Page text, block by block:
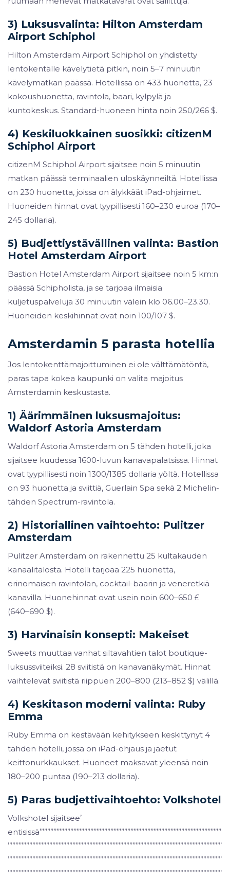
3) Luksusvalinta: Hilton Amsterdam
Airport Schiphol
Hilton Amsterdam Airport Schiphol on yhdistetty
lentokentälle kävelytietä pitkin, noin 5–7 minuutin
kävelymatkan päässä. Hotellissa on 433 huonetta, 23
kokoushuonetta, ravintola, baari, kylpylä ja
kuntokeskus. Standard-huoneen hinta noin 250/266 $.
4) Keskiluokkainen suosikki: citizenM
Schiphol Airport
citizenM Schiphol Airport sijaitsee noin 5 minuutin
matkan päässä terminaalien uloskäynneiltä. Hotellissa
on 230 huonetta, joissa on älykkäät iPad-ohjaimet.
Huoneiden hinnat ovat tyypillisesti 160–230 euroa (170–
245 dollaria).
5) Budjettiystävällinen valinta: Bastion
Hotel Amsterdam Airport
Bastion Hotel Amsterdam Airport sijaitsee noin 5 km:n
päässä Schipholista, ja se tarjoaa ilmaisia ​​
kuljetuspalveluja 30 minuutin välein klo 06.00–23.30.
Huoneiden keskihinnat ovat noin 100/107 $.
Amsterdamin 5 parasta hotellia
Jos lentokenttämajoittuminen ei ole välttämätöntä,
paras tapa kokea kaupunki on valita majoitus
Amsterdamin keskustasta.
1) Äärimmäinen luksusmajoitus:
Waldorf Astoria Amsterdam
Waldorf Astoria Amsterdam on 5 tähden hotelli, joka
sijaitsee kuudessa 1600-luvun kanavapalatsissa. Hinnat
ovat tyypillisesti noin 1300/1385 dollaria yöltä. Hotellissa
on 93 huonetta ja sviittiä, Guerlain Spa sekä 2 Michelin-
tähden Spectrum-ravintola.
2) Historiallinen vaihtoehto: Pulitzer
Amsterdam
Pulitzer Amsterdam on rakennettu 25 kultakauden
kanaalitalosta. Hotelli tarjoaa 225 huonetta,
erinomaisen ravintolan, cocktail-baarin ja veneretkiä
kanavilla. Huonehinnat ovat usein noin 600–650 £
(640–690 $).
3) Harvinaisin konsepti: Makeiset
Sweets muuttaa vanhat siltavahtien talot boutique-
luksussviiteiksi. 28 sviitistä on kanavanäkymät. Hinnat
vaihtelevat sviitistä riippuen 200–800 (213–852 $) välillä.
4) Keskitason moderni valinta: Ruby
Emma
Ruby Emma on kestävään kehitykseen keskittynyt 4
tähden hotelli, jossa on iPad-ohjaus ja jaetut
keittonurkkaukset. Huoneet maksavat yleensä noin
180–200 puntaa (190–213 dollaria).
5) Paras budjettivaihtoehto: Volkshotel
Volkshotel sijaitseeʼ
entisissäʼʼʼʼʼʼʼʼʼʼʼʼʼʼʼʼʼʼʼʼʼʼʼʼʼʼʼʼʼʼʼʼʼʼʼʼʼʼʼʼʼʼʼʼʼʼʼʼʼʼʼʼʼʼʼʼʼʼʼʼʼʼʼʼʼʼʼʼʼʼʼʼʼʼʼʼʼʼʼʼʼʼʼʼʼʼʼʼʼʼʼʼʼʼʼʼʼʼʼʼʼʼʼʼʼʼʼʼʼʼʼʼʼʼʼʼʼʼ
ʼʼʼʼʼʼʼʼʼʼʼʼʼʼʼʼʼʼʼʼʼʼʼʼʼʼʼʼʼʼʼʼʼʼʼʼʼʼʼʼʼʼʼʼʼʼʼʼʼʼʼʼʼʼʼʼʼʼʼʼʼʼʼʼʼʼʼʼʼʼʼʼʼʼʼʼʼʼʼʼʼʼʼʼʼʼʼʼʼʼʼʼʼʼʼʼʼʼʼʼʼʼʼʼʼʼʼʼʼʼʼʼʼʼʼʼʼʼʼʼʼʼʼʼʼʼʼʼʼʼʼʼʼʼʼʼʼʼʼ
ʼʼʼʼʼʼʼʼʼʼʼʼʼʼʼʼʼʼʼʼʼʼʼʼʼʼʼʼʼʼʼʼʼʼʼʼʼʼʼʼʼʼʼʼʼʼʼʼʼʼʼʼʼʼʼʼʼʼʼʼʼʼʼʼʼʼʼʼʼʼʼʼʼʼʼʼʼʼʼʼʼʼʼʼʼʼʼʼʼʼʼʼʼʼʼʼʼʼʼʼʼʼʼʼʼʼʼʼʼʼʼʼʼʼʼʼʼʼʼʼʼʼʼʼʼʼʼʼʼʼʼʼʼʼʼʼʼʼʼ
ʼʼʼʼʼʼʼʼʼʼʼʼʼʼʼʼʼʼʼʼʼʼʼʼʼʼʼʼʼʼʼʼʼʼʼʼʼʼʼʼʼʼʼʼʼʼʼʼʼʼʼʼʼʼʼʼʼʼʼʼʼʼʼʼʼʼʼʼʼʼʼʼʼʼʼʼʼʼʼʼʼʼʼʼʼʼʼʼʼʼʼʼʼʼʼʼʼʼʼʼʼʼʼʼʼʼʼʼʼʼʼʼʼʼʼʼʼʼʼʼʼʼʼʼʼʼʼʼʼʼʼʼʼʼʼʼʼʼʼ